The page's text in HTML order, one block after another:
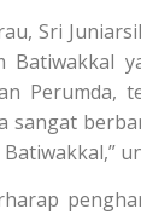
Sri
Batiwakkal
Perumda,
sangat